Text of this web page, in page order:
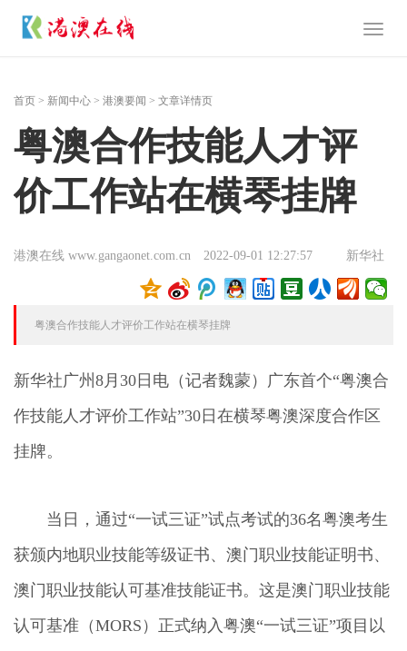
Toggle
首页 > 新闻中心 > 港澳要闻 > 文章详情页
粤澳合作技能人才评
价工作站在横琴挂牌
港澳在线 www.gangaonet.com.cn 2022-09-01 12:27:57 新华社
粤澳合作技能人才评价工作站在横琴挂牌
新华社广州8月30日电（记者魏蒙）广东首个“粤澳合
作技能人才评价工作站”30日在横琴粤澳深度合作区
挂牌。
当日，通过“一试三证”试点考试的36名粤澳考生
获颁内地职业技能等级证书、澳门职业技能证明书、
澳门职业技能认可基准技能证书。这是澳门职业技能
认可基准（MORS）正式纳入粤澳“一试三证”项目以